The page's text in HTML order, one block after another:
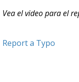
Vea el video para el
Report a Typo